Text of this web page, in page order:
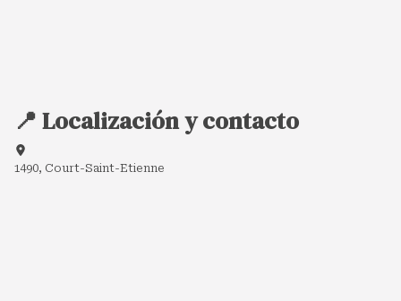
📍 Localización y contacto
1490, Court-Saint-Etienne